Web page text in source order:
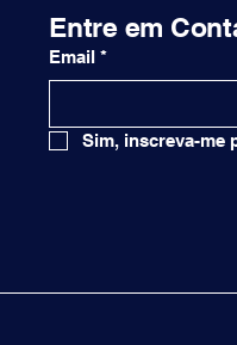
Entre em
Email *
Sim, inscreva-me